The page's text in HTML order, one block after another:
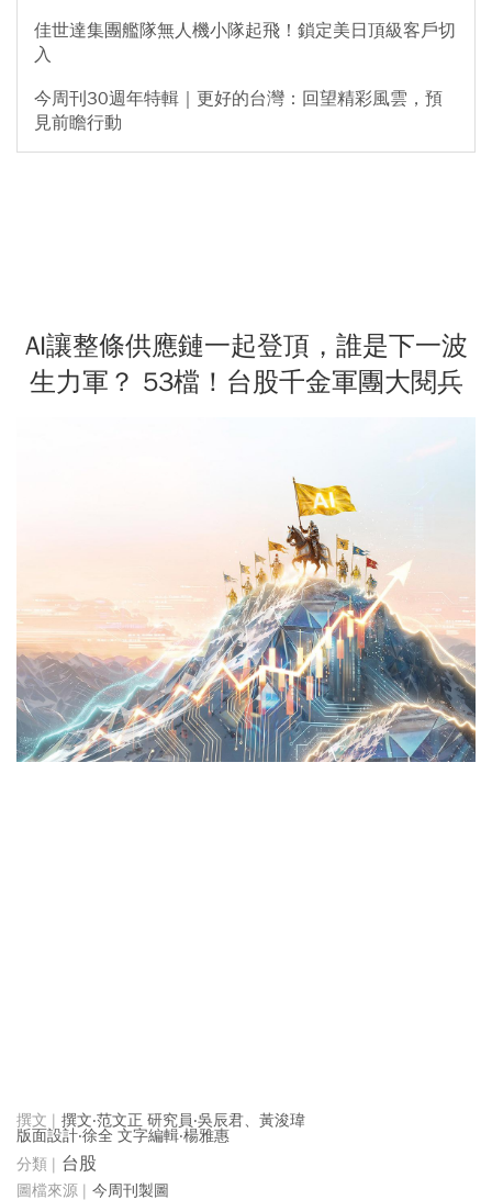
佳世達集團艦隊無人機小隊起飛！鎖定美日頂級客戶切
入
今周刊30週年特輯｜更好的台灣：回望精彩風雲，預
見前瞻行動
AI讓整條供應鏈一起登頂，誰是下一波
生力軍？ 53檔！台股千金軍團大閱兵
撰文‧范文正 研究員‧吳辰君、黃浚瑋
版面設計‧徐全 文字編輯‧楊雅惠
台股
今周刊製圖